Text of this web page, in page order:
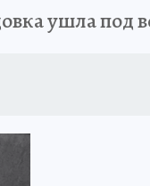
ушла под